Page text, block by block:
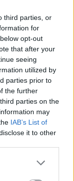
third parties, or
for
opt-out
that after your
seeing
utilized by
parties prior to
the further
parties on the
may
IAB’s List of
it to other
patalpose
įtvirtinti
veikiantys,
būtinas
defektų: ant
žymių, sienos
neturi matytis
durys, durų